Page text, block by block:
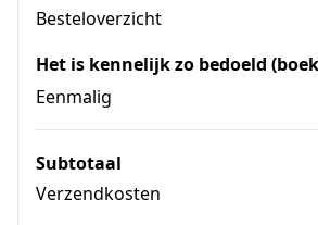
Besteloverzicht
Het is kennelijk zo bedoeld
Eenmalig
Subtotaal
Verzendkosten